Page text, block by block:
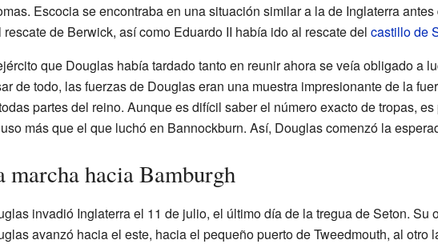
Escocia se encontraba en una situación similar a la de Inglaterra antes
rescate de Berwick, así como Eduardo II había ido al rescate del castillo de
que Douglas había tardado tanto en reunir ahora se veía obligado a
de todo, las fuerzas de Douglas eran una muestra impresionante de la
partes del reino. Aunque es difícil saber el número exacto de tropas,
más que el que luchó en Bannockburn. Así, Douglas comenzó la
marcha hacia Bamburgh
invadió Inglaterra el 11 de julio, el último día de la tregua de Seton. Su
avanzó hacia el este, hacia el pequeño puerto de Tweedmouth, al otro